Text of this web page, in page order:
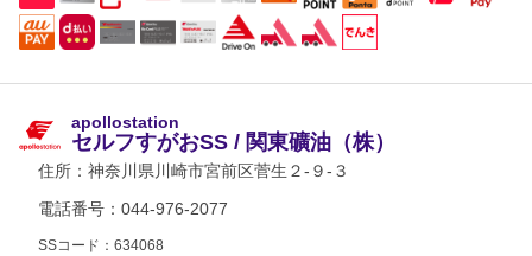
apollostation
セルフすがおSS / 関東礦油（株）
住所： 神奈川県川崎市宮前区菅生２-９-３
電話番号：044-976-2077
SSコード：634068